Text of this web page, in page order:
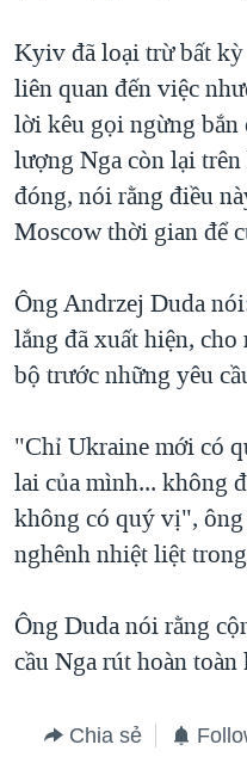
Kyiv đã loại trừ bất kỳ
liên quan đến việc
lời kêu gọi ngừng bắn
lượng Nga còn lại
đóng, nói rằng điều
Moscow thời gian để
Ông Andrzej Duda
lắng đã xuất hiện,
bộ trước những yêu
"Chỉ Ukraine mới có
lai của mình... không
không có quý vị",
nghênh nhiệt liệt
Ông Duda nói rằng
cầu Nga rút hoàn
Chia sẻ